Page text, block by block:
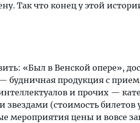
Так что конец у этой
«Был в Венской опере»,
— будничная продукция с
и прочих —
звездами (стоимость
мероприятия цены и вовсе